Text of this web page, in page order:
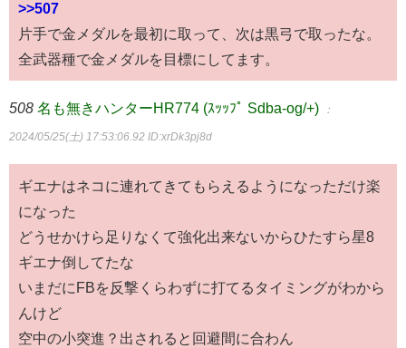
>>507
片手で金メダルを最初に取って、次は黒弓で取ったな。
全武器種で金メダルを目標にしてます。
508 名も無きハンターHR774 (ｽｯｯﾌﾟ Sdba-og/+) ：
2024/05/25(土) 17:53:06.92 ID:xrDk3pj8d
ギエナはネコに連れてきてもらえるようになっただけ楽
になった
どうせかけら足りなくて強化出来ないからひたすら星8
ギエナ倒してたな
いまだにFBを反撃くらわずに打てるタイミングがわから
んけど
空中の小突進？出されると回避間に合わん